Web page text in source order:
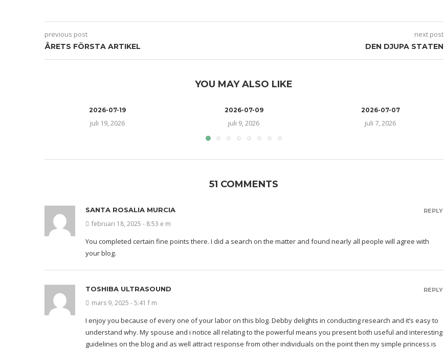
previous post
ÅRETS FÖRSTA ARTIKEL
next post
DEN DJUPA STATEN
YOU MAY ALSO LIKE
2026-07-19
juli 19, 2026
2026-07-09
juli 9, 2026
2026-07-07
juli 7, 2026
51 COMMENTS
SANTA ROSALIA MURCIA
februari 18, 2025 - 8:53 e m
You completed certain fine points there. I did a search on the matter and found nearly all people will agree with
your blog.
REPLY
TOSHIBA ULTRASOUND
mars 9, 2025 - 5:41 f m
I enjoy you because of every one of your labor on this blog. Debby delights in conducting research and it’s easy to
understand why. My spouse and i notice all relating to the powerful means you present both useful and interesting
guidelines on the blog and as well attract response from other individuals on the point then my simple princess is
REPLY